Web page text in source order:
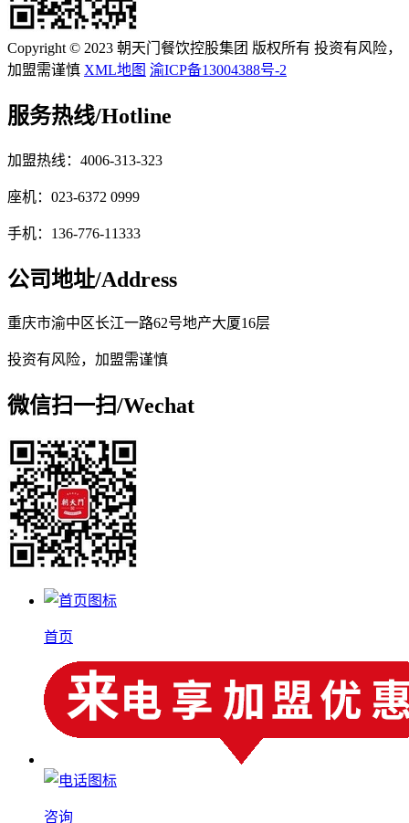
Copyright © 2023 朝天门餐饮控股集团 版权所有 投资有风险，
加盟需谨慎 XML地图 渝ICP备13004388号-2
服务热线/Hotline
加盟热线：4006-313-323
座机：023-6372 0999
手机：136-776-11333
公司地址/Address
重庆市渝中区长江一路62号地产大厦16层
投资有风险，加盟需谨慎
微信扫一扫/Wechat
首页
咨询